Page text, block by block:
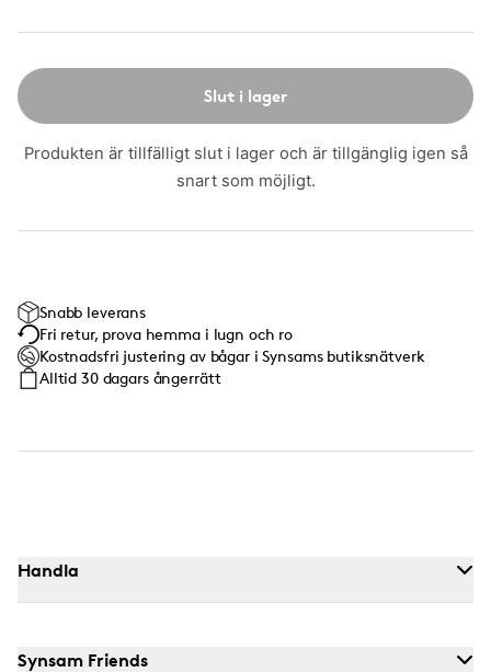
Slut i lager
Produkten är tillfälligt slut i lager och är tillgänglig igen så
snart som möjligt.
Snabb leverans
Fri retur, prova hemma i lugn och ro
Kostnadsfri justering av bågar i Synsams butiksnätverk
Alltid 30 dagars ångerrätt
Handla
Synsam Friends